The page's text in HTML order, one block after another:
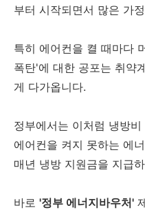
부터 시작되면서 많은 가
특히 에어컨을 켤 때마다
폭탄'에 대한 공포는 취약
게 다가옵니다.
정부에서는 이처럼 냉방
에어컨을 켜지 못하는 에
매년 냉방 지원금을 지급
바로 '정부 에너지바우처'